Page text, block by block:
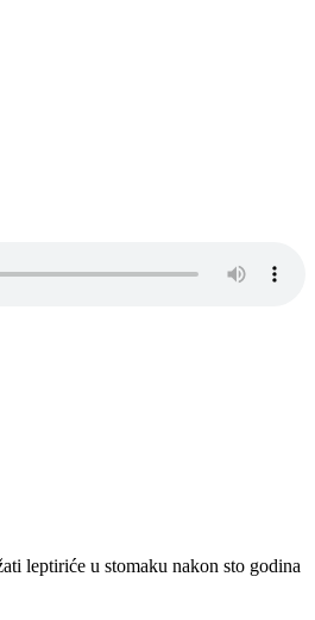
leptiriće u stomaku nakon sto godina